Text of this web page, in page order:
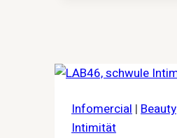
mehr
als
Infomercial | Beauty
Intimität